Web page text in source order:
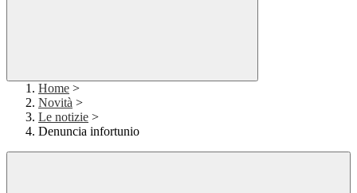
Home >
Novità >
Le notizie >
Denuncia infortunio